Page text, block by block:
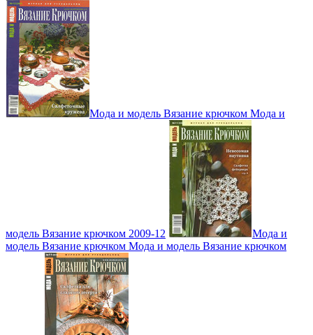
Мода и модель Вязание крючком Мода и
модель Вязание крючком 2009-12
Мода и
модель Вязание крючком Мода и модель Вязание крючком